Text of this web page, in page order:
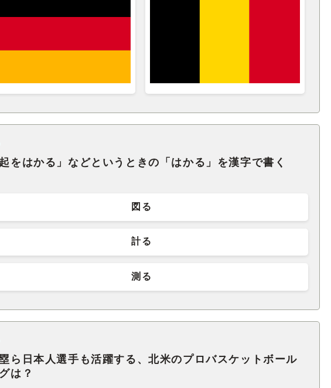
起をはかる」などというときの「はかる」を漢字で書く
図る
計る
測る
ら日本人選手も活躍する、北米のプロバスケットボール
は？